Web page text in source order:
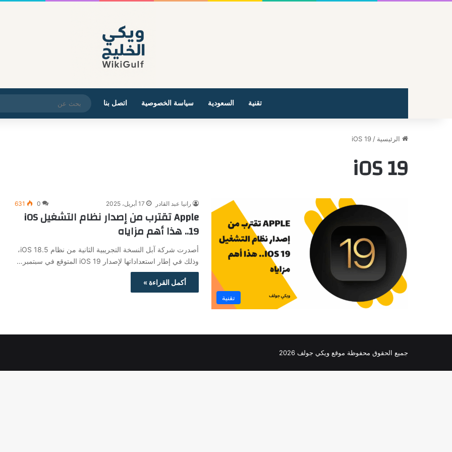
تقنية السعودية سياسة الخصوصية اتصل بنا
الرئيسية /
iOS 19
iOS 19
تقنية
رانيا عبد القادر 17 أبريل، 2025 0
631
Apple تقترب من إصدار نظام التشغيل iOS
19.. هذا أهم مزاياه
أصدرت شركة آبل النسخة التجريبية الثانية من نظام iOS 18.5،
وذلك في إطار استعداداتها لإصدار iOS 19 المتوقع في سبتمبر…
أكمل القراءة »
جميع الحقوق محفوظة موقع ويكي جولف 2026